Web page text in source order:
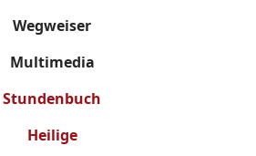
Wegweiser
Multimedia
Stundenbuch
Heilige